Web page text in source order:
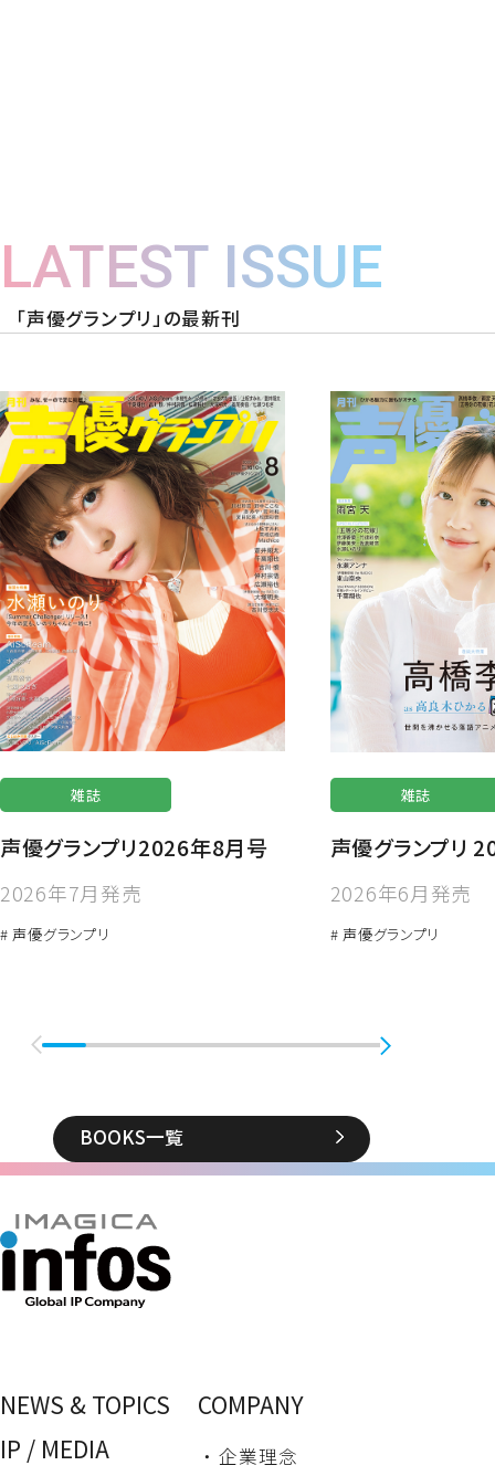
LATEST ISSUE
「声優グランプリ」の最新刊
雑誌
声優グランプリ2026年8月号
2026年7月発売
# 声優グランプリ
雑誌
声優グランプリ
2026年6月発売
# 声優グランプリ
BOOKS一覧
NEWS & TOPICS
IP / MEDIA
COMPANY
・ 企業理念